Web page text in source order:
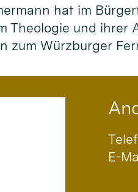
hat im
Theologie und
zum Würzburger
E-